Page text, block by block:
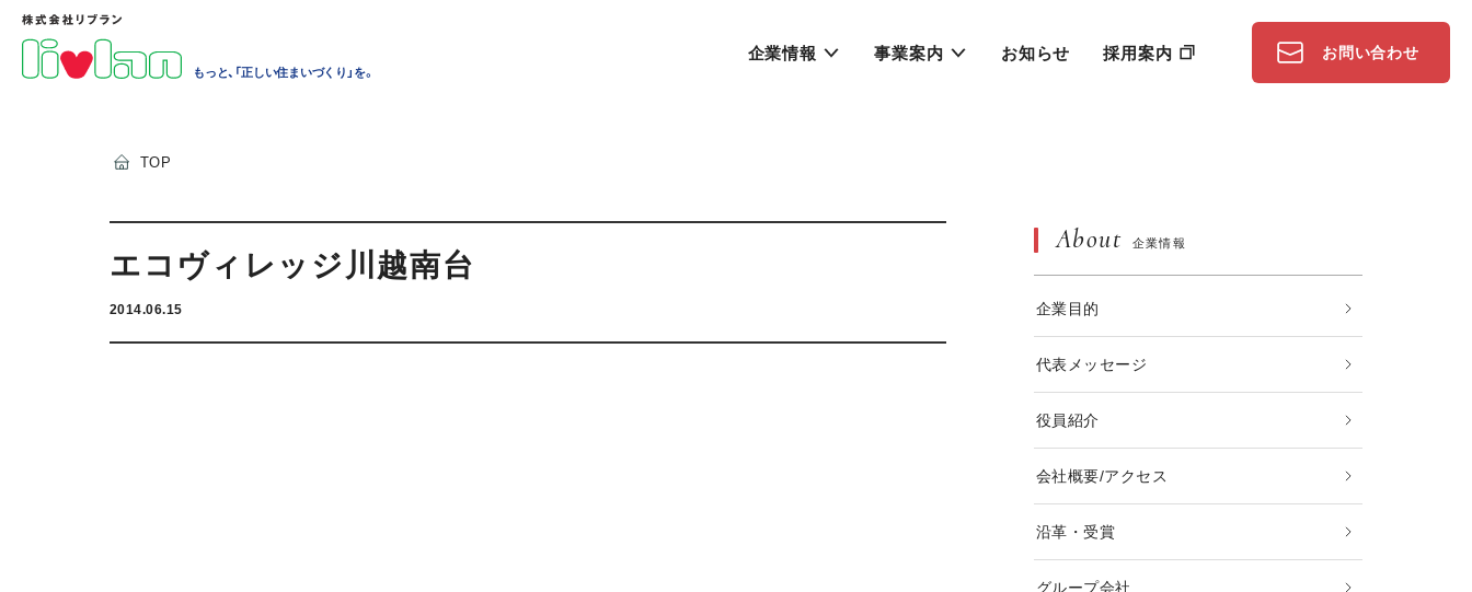
もっと、「正しい住まいづくり」を。
企業情報 事業案内 お知らせ 採用案内 お問い合わせ
TOP
エコヴィレッジ川越南台
2014.06.15
About 企業情報
企業目的
代表メッセージ
役員紹介
会社概要/アクセス
沿革・受賞
グループ会社